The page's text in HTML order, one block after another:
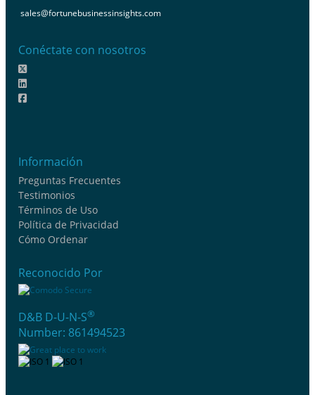
sales@fortunebusinessinsights.com
Conéctate con nosotros
Información
Preguntas Frecuentes
Testimonios
Términos de Uso
Política de Privacidad
Cómo Ordenar
Reconocido Por
D&B D-U-N-S®
Number: 861494523